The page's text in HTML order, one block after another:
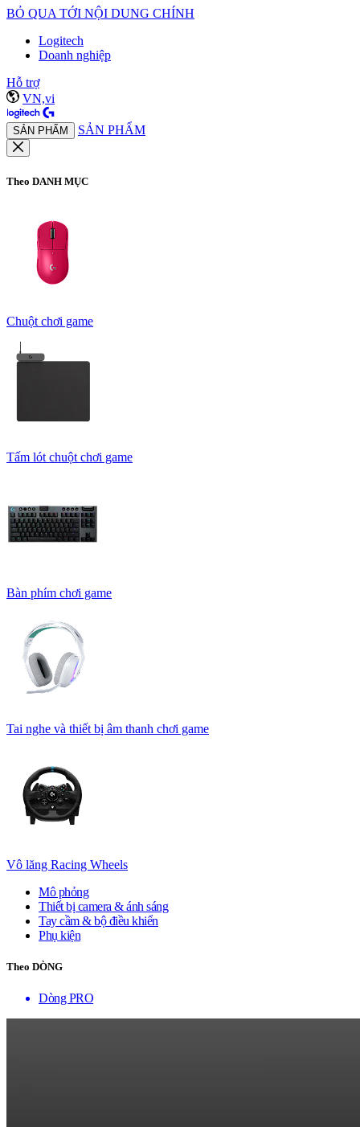
BỎ QUA TỚI NỘI DUNG CHÍNH
Logitech
Doanh nghiệp
Hỗ trợ
VN,vi
SẢN PHẨM SẢN PHẨM
Theo DANH MỤC
Chuột chơi game
Tấm lót chuột chơi game
Bàn phím chơi game
Tai nghe và thiết bị âm thanh chơi game
Vô lăng Racing Wheels
Mô phỏng
Thiết bị camera & ánh sáng
Tay cầm & bộ điều khiển
Phụ kiện
Theo DÒNG
Dòng PRO